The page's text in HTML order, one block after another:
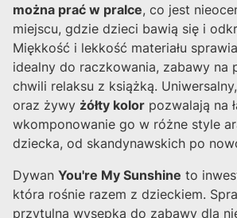
można prać w pralce, co jest
miejscu, gdzie dzieci bawią się i
Miękkość i lekkość materiału
idealny do raczkowania, zabawy na
chwili relaksu z książką.
oraz żywy żółty kolor pozwalają na
wkomponowanie go w różne style
dziecka, od skandynawskich po
Dywan You're My Sunshine to
która rośnie razem z dzieckiem.
przytulna wysepka do zabawy dla